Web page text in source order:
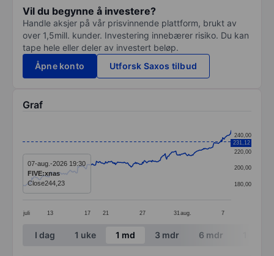
Vil du begynne å investere?
Handle aksjer på vår prisvinnende plattform, brukt av
over 1,5mill. kunder. Investering innebærer risiko. Du kan
tape hele eller deler av investert beløp.
Åpne konto
Utforsk Saxos tilbud
Graf
The chart has 1 X axis displaying categories.
The chart has 1 Y axis displaying values. Data
juli 13 17 21 27 31 aug. 7
180,00
200,00
220,00
240,00
231,12
07-aug.-2026 19:30
FIVE:xnas
Close244,23
End of interactive chart.
I dag 1 uke 1 md 3 mdr 6 mdr